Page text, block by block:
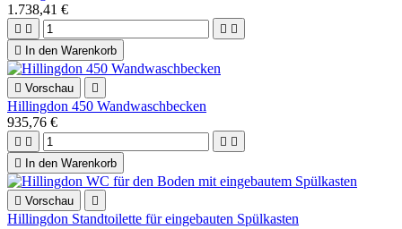
1.738,41 €
   

In den Warenkorb
 Vorschau 
Hillingdon 450 Wandwaschbecken
935,76 €
   

In den Warenkorb
 Vorschau 
Hillingdon Standtoilette für eingebauten Spülkasten